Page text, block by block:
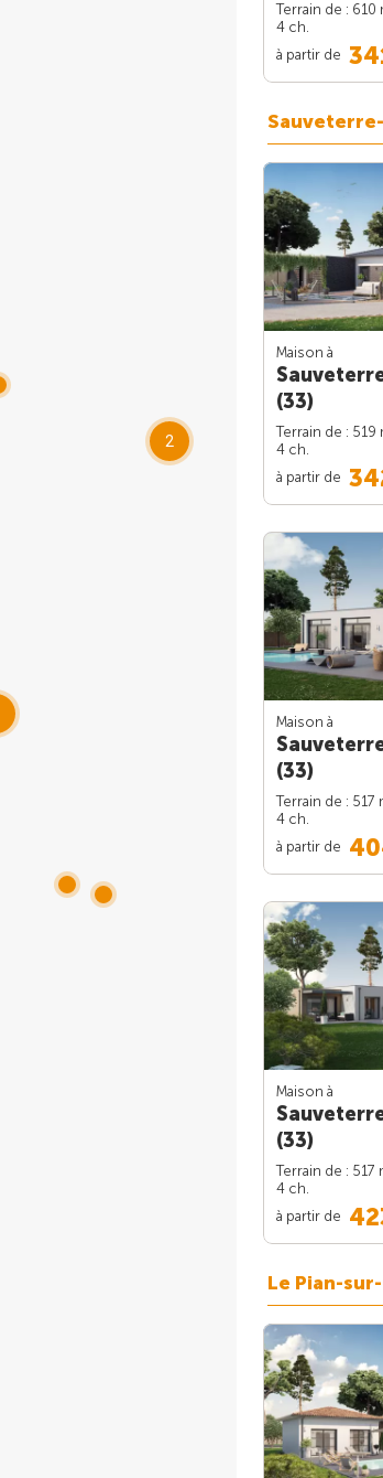
2
Terrain de : 610
4 ch.
à partir de
Maison à
(33)
Terrain de : 519
4 ch.
à partir de
Maison à
(33)
Terrain de : 517
4 ch.
à partir de
Maison à
(33)
Terrain de : 517
4 ch.
à partir de
Le Pian-